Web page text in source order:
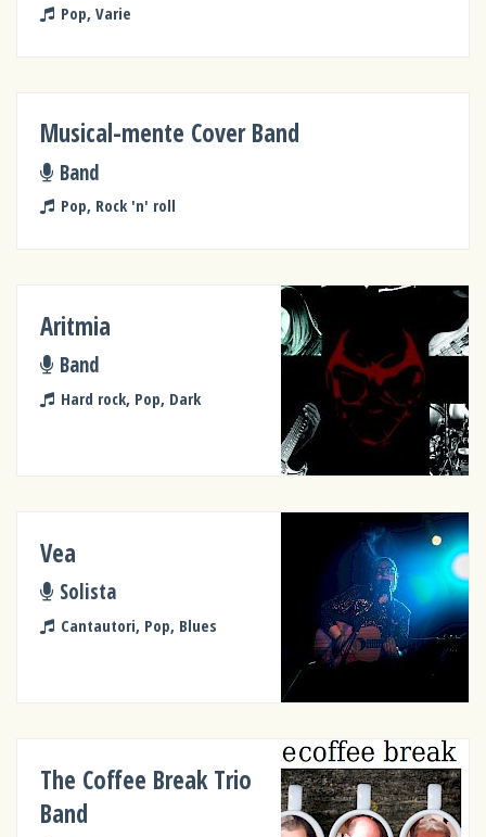
Pop, Varie
Musical-mente Cover Band
Band
Pop, Rock 'n' roll
Aritmia
Band
Hard rock, Pop, Dark
Vea
Solista
Cantautori, Pop, Blues
The Coffee Break Trio
Band